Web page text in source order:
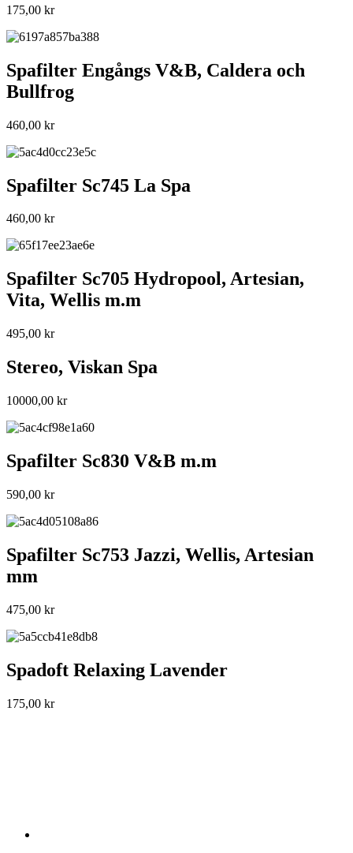
175,00 kr
Spafilter Engångs V&B, Caldera och
Bullfrog
460,00 kr
Spafilter Sc745 La Spa
460,00 kr
Spafilter Sc705 Hydropool, Artesian,
Vita, Wellis m.m
495,00 kr
Stereo, Viskan Spa
10000,00 kr
Spafilter Sc830 V&B m.m
590,00 kr
Spafilter Sc753 Jazzi, Wellis, Artesian
mm
475,00 kr
Spadoft Relaxing Lavender
175,00 kr